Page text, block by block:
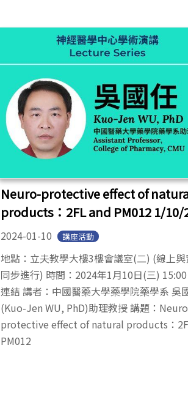
Neuro-protective effect of
products：2FL and PM012 1/10/
2024-01-10 講座活動
地點：立夫教學大樓3樓會議室(二) (線上與
同步進行) 時間：2024年1月10日(三)
連結 講者：中國醫藥大學藥學院藥學系 吳
(Kuo-Jen WU, PhD)助理教授 講題：
protective effect of natural products：
PM012